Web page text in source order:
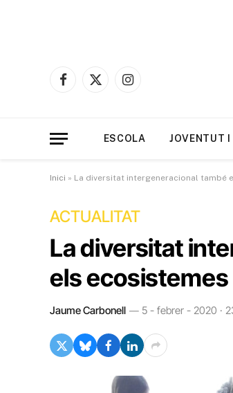
Facebook
X
Instagram
ESCOLA JOVENTUT I
Inici » La diversitat intergeneracional també
ACTUALITAT
La diversitat
els
Jaume Carbonell 5 - febrer - 2020 ·